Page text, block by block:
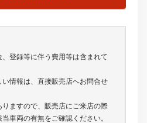
登録等に伴う費用等は含まれて
い情報は、直接販売店へお問合せ
ますので、販売店にご来店の際
車両の有無をご確認ください。